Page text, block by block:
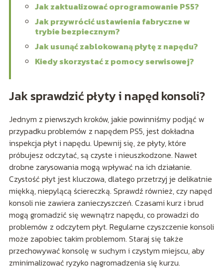
Jak zaktualizować oprogramowanie PS5?
Jak przywrócić ustawienia fabryczne w
trybie bezpiecznym?
Jak usunąć zablokowaną płytę z napędu?
Kiedy skorzystać z pomocy serwisowej?
Jak sprawdzić płyty i napęd konsoli?
Jednym z pierwszych kroków, jakie powinniśmy podjąć w
przypadku problemów z napędem PS5, jest dokładna
inspekcja płyt i napędu. Upewnij się, że płyty, które
próbujesz odczytać, są czyste i nieuszkodzone. Nawet
drobne zarysowania mogą wpływać na ich działanie.
Czystość płyt jest kluczowa, dlatego przetrzyj je delikatnie
miękką, niepylącą ściereczką. Sprawdź również, czy napęd
konsoli nie zawiera zanieczyszczeń. Czasami kurz i brud
mogą gromadzić się wewnątrz napędu, co prowadzi do
problemów z odczytem płyt. Regularne czyszczenie konsoli
może zapobiec takim problemom. Staraj się także
przechowywać konsolę w suchym i czystym miejscu, aby
zminimalizować ryzyko nagromadzenia się kurzu.